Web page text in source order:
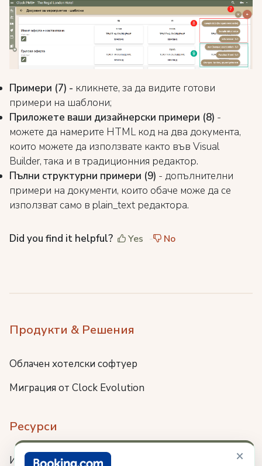
×
Примери (7) - кликнете, за да видите готови
примери на шаблони;
Приложете ваши дизайнерски примери (8) -
можете да намерите HTML код на два документа,
които можете да използвате както във Visual
Builder, така и в традиционния редактор.
Пълни структурни примери (9) - допълнителни
примери на документи, които обаче може да се
използват само в plain_text редактора.
Did you find it helpful? Yes No
Продукти & Решения
Облачен хотелски софтуер
Миграция от Clock Evolution
Ресурси
Интеграции